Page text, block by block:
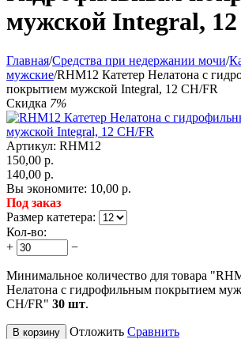
мужской Integral,
Главная/Средства при недержании мочи/
мужские/RHM12 Катетер Нелатона с
покрытием мужской Integral, 12 CH/FR
Скидка 7%
Артикул: RHM12
150,00 р.
140,00 р.
Вы экономите: 10,00 р.
Под заказ
Размер катетера:
Кол-во:
+
−
Минимальное количество для товара
Нелатона с гидрофильным покрытием
CH/FR" 30 шт.
В корзину Отложить Сравнить